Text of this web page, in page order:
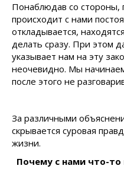
Понаблюдав со стороны,
происходит с нами
откладывается,
делать сразу. При этом
указывает нам на эту
неочевидно. Мы
после этого не
За различными
скрывается суровая
жизни.
Почему с нами что-то